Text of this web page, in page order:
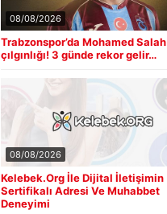
08/08/2026
Trabzonspor’da Mohamed Salah
çılgınlığı! 3 günde rekor gelir…
08/08/2026
Kelebek.Org İle Dijital İletişimin
Sertifikalı Adresi Ve Muhabbet
Deneyimi